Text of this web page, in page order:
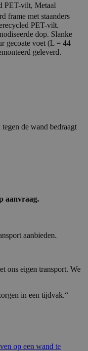
PET-vilt, Metaal
frame met staanders
PET-vilt.
dop. Slanke
gecoate voet (L = 44
geleverd.
de wand bedraagt
aanvraag.
aanbieden.
ons eigen transport. We
in een tijdvak.“